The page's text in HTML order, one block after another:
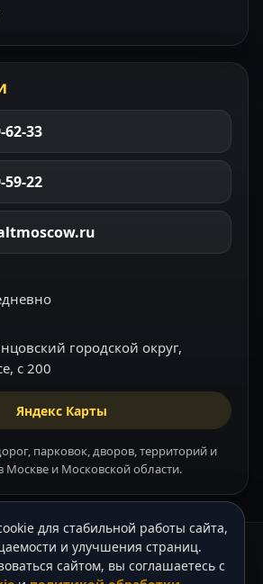
62-33
59-22
городской округ,
с 200
Яндекс Карты
парковок, дворов, территорий и
Москве и Московской области.
информационный характер и ни при
публичной офертой, которая
Статьи 437 (2) Гражданского кодекса РФ.
для стабильной работы сайта,
и улучшения страниц.
сайтом, вы соглашаетесь с